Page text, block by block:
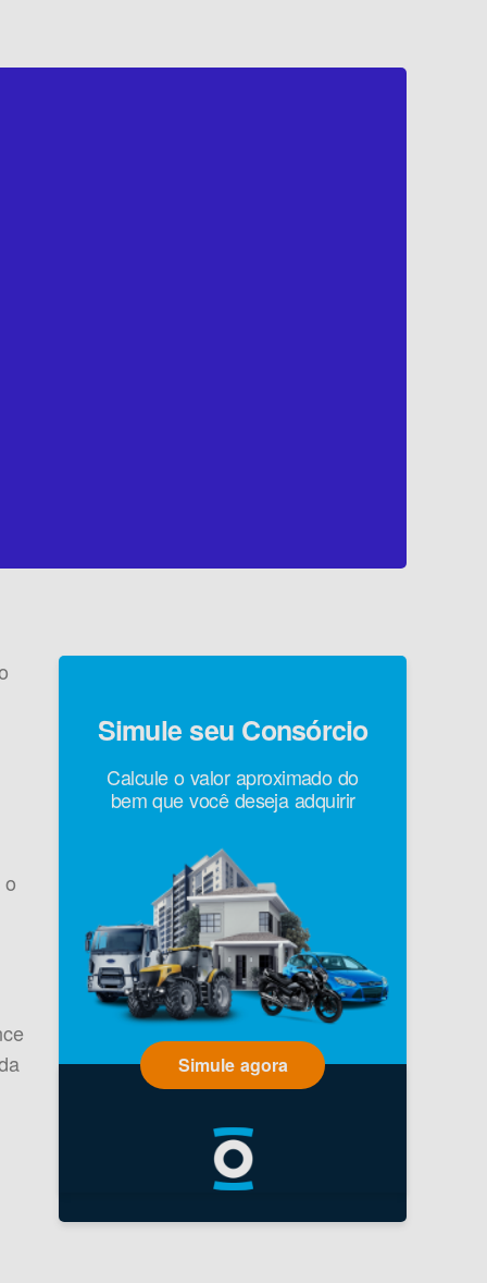
Simule seu Consórcio
Calcule o valor aproximado do
bem que você deseja adquirir
Simule agora